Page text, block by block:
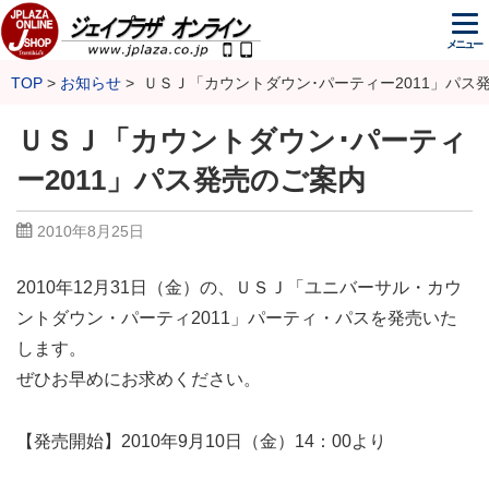
メニュー
TOP お知らせ ＵＳＪ「カウントダウン･パーティー2011」パス
ＵＳＪ「カウントダウン･パーティ
ー2011」パス発売のご案内
2010年8月25日
2010年12月31日（金）の、ＵＳＪ「ユニバーサル・カウ
ントダウン・パーティ2011」パーティ・パスを発売いた
します。
ぜひお早めにお求めください。
【発売開始】2010年9月10日（金）14：00より